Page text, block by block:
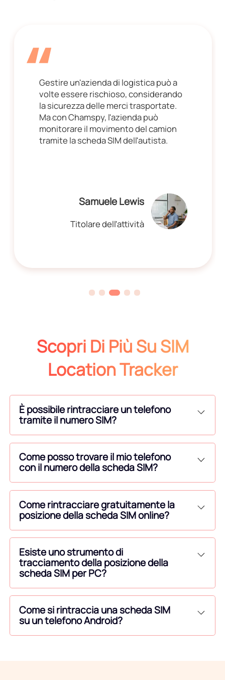
Gestire un'azienda di logistica può a
volte essere rischioso, considerando
la sicurezza delle merci trasportate.
Ma con Chamspy, l'azienda può
monitorare il movimento del camion
tramite la scheda SIM dell'autista.
Samuele Lewis
Titolare dell'attività
Scopri Di Più Su SIM
Location Tracker
È possibile rintracciare un telefono
tramite il numero SIM?
Come posso trovare il mio telefono
con il numero della scheda SIM?
Come rintracciare gratuitamente la
posizione della scheda SIM online?
Esiste uno strumento di
tracciamento della posizione della
scheda SIM per PC?
Come si rintraccia una scheda SIM
su un telefono Android?